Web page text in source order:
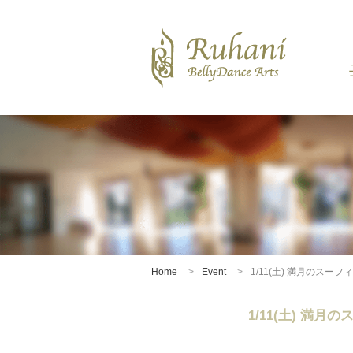
Home Event 1/11(土) 満月のスーフ
1/11(土) 満月の